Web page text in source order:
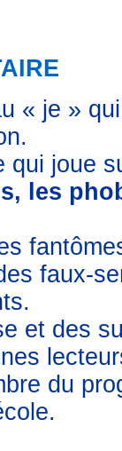
« je »
qui joue
les
faux-
et des
du